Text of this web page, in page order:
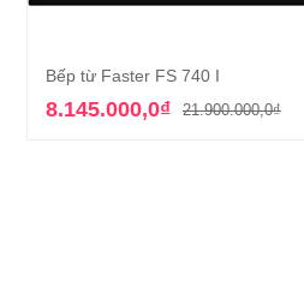
Thêm vào giỏ hàng
Bếp từ Faster FS 740 I
21.900.000,0₫Giá
8.145.000,0₫
Giá